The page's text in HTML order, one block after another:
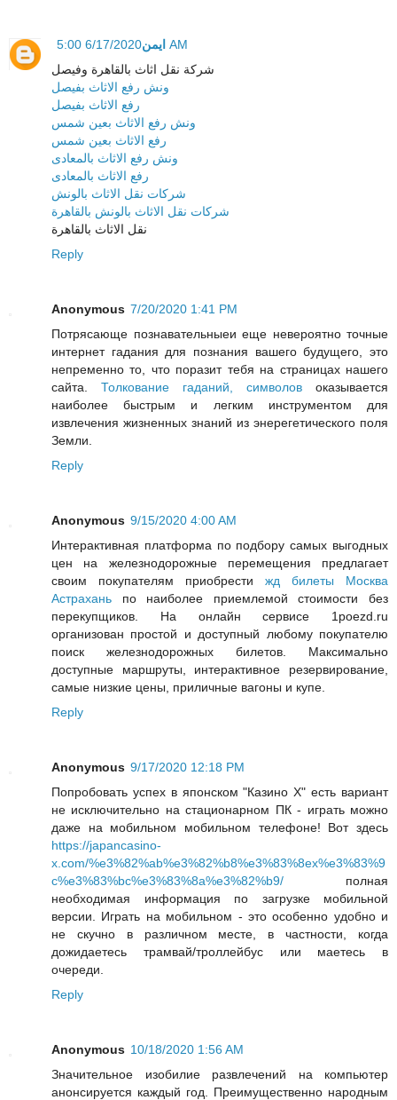
ايمن 6/17/2020 5:00 AM
شركة نقل اثاث بالقاهرة وفيصل
ونش رفع الاثاث بفيصل
رفع الاثاث بفيصل
ونش رفع الاثاث بعين شمس
رفع الاثاث بعين شمس
ونش رفع الاثاث بالمعادى
رفع الاثاث بالمعادى
شركات نقل الاثاث بالونش
شركات نقل الاثاث بالونش بالقاهرة
نقل الاثاث بالقاهرة
Reply
Anonymous 7/20/2020 1:41 PM
Потрясающе познавательныеи еще невероятно точные
интернет гадания для познания вашего будущего, это
непременно то, что поразит тебя на страницах нашего
сайта. Толкование гаданий, символов оказывается
наиболее быстрым и легким инструментом для
извлечения жизненных знаний из энерегетического поля
Земли.
Reply
Anonymous 9/15/2020 4:00 AM
Интерактивная платформа по подбору самых выгодных
цен на железнодорожные перемещения предлагает
своим покупателям приобрести жд билеты Москва
Астрахань по наиболее приемлемой стоимости без
перекупщиков. На онлайн сервисе 1poezd.ru
организован простой и доступный любому покупателю
поиск железнодорожных билетов. Максимально
доступные маршруты, интерактивное резервирование,
самые низкие цены, приличные вагоны и купе.
Reply
Anonymous 9/17/2020 12:18 PM
Попробовать успех в японском "Казино Х" есть вариант
не исключительно на стационарном ПК - играть можно
даже на мобильном мобильном телефоне! Вот здесь
https://japancasino-
x.com/%e3%82%ab%e3%82%b8%e3%83%8ex%e3%83%9
c%e3%83%bc%e3%83%8a%e3%82%b9/ полная
необходимая информация по загрузке мобильной
версии. Играть на мобильном - это особенно удобно и
не скучно в различном месте, в частности, когда
дожидаетесь трамвай/троллейбус или маетесь в
очереди.
Reply
Anonymous 10/18/2020 1:56 AM
Значительное изобилие развлечений на компьютер
анонсируется каждый год. Преимущественно народным